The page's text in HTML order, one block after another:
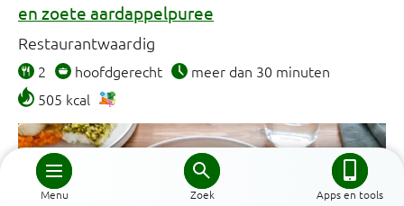
Menu Zoek Apps en tools
en zoete aardappelpuree
Restaurantwaardig
2 hoofdgerecht
meer dan 30 minuten
505 kcal